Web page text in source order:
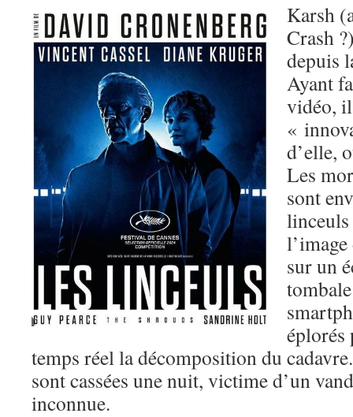
Karsh
Crash
depuis
Ayant
vidéo,
«
d’elle,
Les
sont
sur un
éplorés
temps réel la décomposition du
sont cassées une nuit, victime d’un
inconnue.